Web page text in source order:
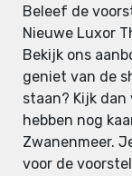
Beleef de
Nieuwe Luxor
Bekijk ons
geniet van de
staan? Kijk
hebben nog
Zwanenmeer.
voor de